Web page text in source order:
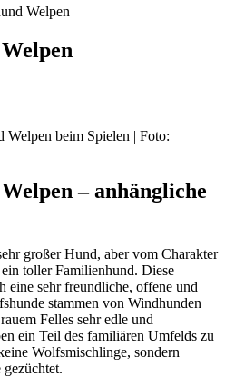
Welpen
beim Spielen | Foto:
– anhängliche
großer Hund, aber vom Charakter
toller Familienhund. Diese
eine sehr freundliche, offene und
stammen von Windhunden
Felles sehr edle und
ein Teil des familiären Umfelds zu
Wolfsmischlinge, sondern